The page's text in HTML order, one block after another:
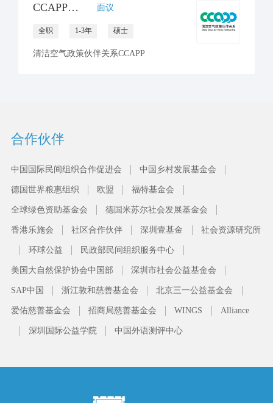
CCAPP秘书处 招聘传播官员 面议
全职 1-3年 硕士
清洁空气政策伙伴关系CCAPP
合作伙伴
中国国际民间组织合作促进会 中国乡村发展基金会
德国世界粮惠组织 欧盟 福特基金会
全球绿色资助基金会 德国米苏尔社会发展基金会
香港乐施会 社区合作伙伴 深圳壹基金 社会资源研究所
环球公益 民政部民间组织服务中心
美国大自然保护协会中国部 深圳市社会公益基金会
SAP中国 浙江敦和慈善基金会 北京三一公益基金会
爱佑慈善基金会 招商局慈善基金会 WINGS Alliance
深圳国际公益学院 中国外语测评中心